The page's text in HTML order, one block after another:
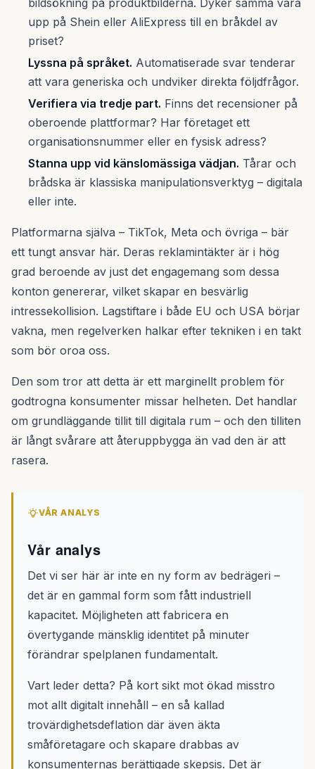
bildsökning på produktbilderna. Dyker samma vara
upp på Shein eller AliExpress till en bråkdel av
priset?
Lyssna på språket. Automatiserade svar tenderar
att vara generiska och undviker direkta följdfrågor.
Verifiera via tredje part. Finns det recensioner på
oberoende plattformar? Har företaget ett
organisationsnummer eller en fysisk adress?
Stanna upp vid känslomässiga vädjan. Tårar och
brådska är klassiska manipulationsverktyg – digitala
eller inte.
Platformarna själva – TikTok, Meta och övriga – bär
ett tungt ansvar här. Deras reklamintäkter är i hög
grad beroende av just det engagemang som dessa
konton genererar, vilket skapar en besvärlig
intressekollision. Lagstiftare i både EU och USA börjar
vakna, men regelverken halkar efter tekniken i en takt
som bör oroa oss.
Den som tror att detta är ett marginellt problem för
godtrogna konsumenter missar helheten. Det handlar
om grundläggande tillit till digitala rum – och den tilliten
är långt svårare att återuppbygga än vad den är att
rasera.
VÅR ANALYS
Vår analys
Det vi ser här är inte en ny form av bedrägeri –
det är en gammal form som fått industriell
kapacitet. Möjligheten att fabricera en
övertygande mänsklig identitet på minuter
förändrar spelplanen fundamentalt.
Vart leder detta? På kort sikt mot ökad misstro
mot allt digitalt innehåll – en så kallad
trovärdighetsdeflation där även äkta
småföretagare och skapare drabbas av
konsumenternas berättigade skepsis. Det är